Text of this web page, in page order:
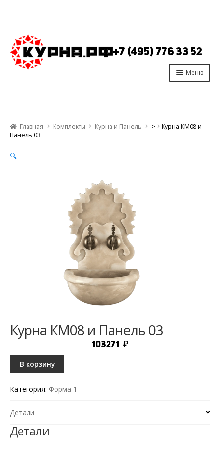
Перейти
к
навигации
Перейти
к
содержимому
+7 (495) 776 33 52
Меню
Производство
Главная Комплекты Курна и Панель >
Курна КМ08 и
Панель 03
🔍
Курна КМ08 и Панель 03
103271 ₽
В корзину
Категория: Форма 1
Детали
Детали